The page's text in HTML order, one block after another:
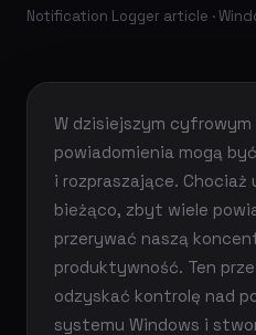
Notification Logger article ·
W dzisiejszym cyfrowym
powiadomienia mogą
i rozpraszające.
bieżąco, zbyt wiele
przerywać naszą
produktywność. Ten
odzyskać kontrolę nad
systemu Windows i